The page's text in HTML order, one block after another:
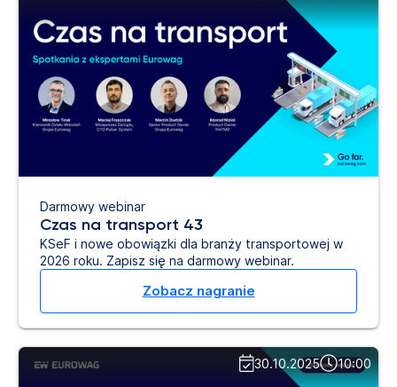
Darmowy webinar
Czas na transport 43
KSeF i nowe obowiązki dla branży transportowej w
2026 roku. Zapisz się na darmowy webinar.
Zobacz nagranie
30.10.2025 10:00